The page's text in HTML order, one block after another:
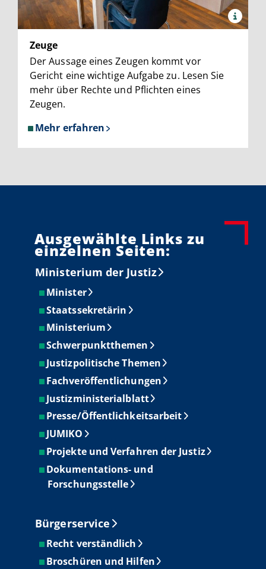
Quelle:
x
Zeuge
Der Aussage eines Zeugen kommt vor
Gericht eine wichtige Aufgabe zu. Lesen Sie
mehr über Rechte und Pflichten eines
Zeugen.
Mehr erfahrenüber
Ausgewählte Links zu
einzelnen Seiten:
Ministerium der Justiz
Minister
Staatssekretärin
Ministerium
Schwerpunktthemen
Justizpolitische Themen
Fachveröffentlichungen
Justizministerialblatt
Presse/Öffentlichkeitsarbeit
JUMIKO
Projekte und Verfahren der Justiz
Dokumentations- und
Forschungsstelle
Bürgerservice
Recht verständlich
Broschüren und Hilfen